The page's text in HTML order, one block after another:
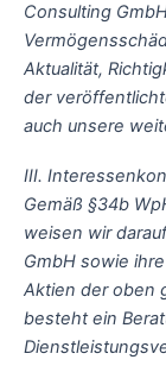
Consulting
Aktualität,
der
auch unsere
III.
Gemäß §34b
weisen wir
GmbH sowie
Aktien der oben
besteht ein